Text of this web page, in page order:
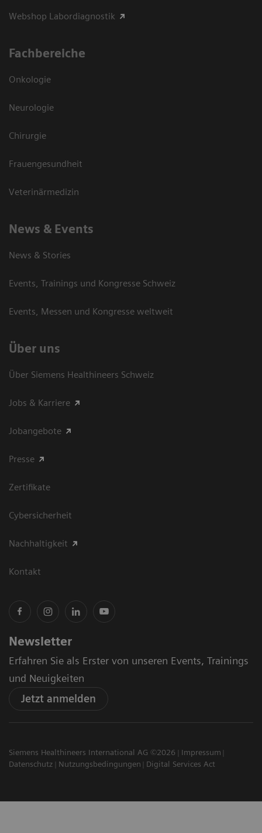
Webshop Labordiagnostik
Fachbereiche
Onkologie
Neurologie
Chirurgie
Frauengesundheit
Veterinärmedizin
News & Events
News & Stories
Events, Trainings und Kongresse Schweiz
Events, Messen und Kongresse weltweit
Über uns
Über Siemens Healthineers Schweiz
Jobs & Karriere
Jobangebote
Presse
Zertifikate
Cybersicherheit
Nachhaltigkeit
Kontakt
Newsletter
Erfahren Sie als Erster von unseren Events, Trainings
und Neuigkeiten
Jetzt anmelden
Siemens Healthineers International AG ©2026
Impressum
Datenschutz
Nutzungsbedingungen Digital Services Act